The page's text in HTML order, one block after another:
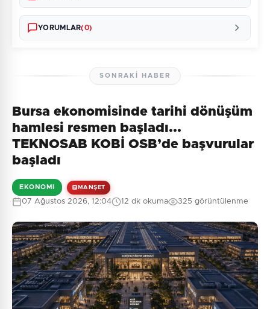
Güvenlik Sorusu:
9 + 9 = ?
Gönder
YORUMLAR(0)
Henüz yorum yapılmamış. İlk yorumu siz yapın!
SONRAKI HABER
Bursa ekonomisinde tarihi dönüşüm
hamlesi resmen başladı...
TEKNOSAB KOBİ OSB’de başvurular
başladı
EKONOMI MANŞET
07 Ağustos 2026, 12:04 12 dk okuma 325 görüntülenme